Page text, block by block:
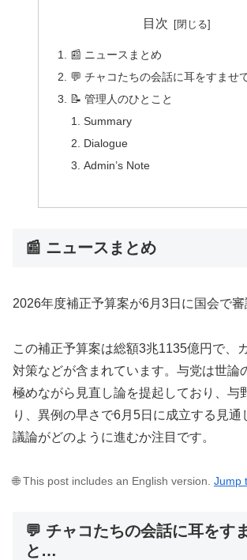
目次
📰 ニュースまとめ
💬 チャコたちの会話に耳をすませ
📝 管理人のひとこと
Summary
Dialogue
Admin’s Note
📰 ニュースまとめ
2026年度補正予算案が6月3日に国会で審
この補正予算案は総額3兆1135億円で、
対策などが含まれています。与党は世論
極めながら見直し論を提起しており、与
り、異例の早さで6月5日に成立する見通
議論がどのように進むか注目です。
🌐 This post includes an English version. Jump
💬 チャコたちの会話に耳をす
と…